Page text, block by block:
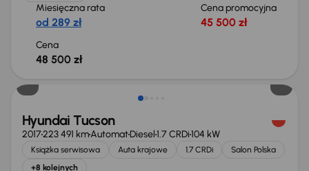
Miesięczna rata
od 289 zł
Cena promocyjna
45 500 zł
Cena
48 500 zł
Hyundai Tucson
2017223 491 kmAutomatDiesel1.7 CRDi104 kW
Książka serwisowa Auta krajowe 1.7 CRDi
Salon Polska
+8 kolejnych